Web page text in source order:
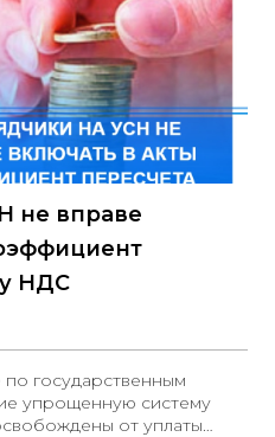
не вправе
НДС
государственным
упрощенную систему
от уплаты